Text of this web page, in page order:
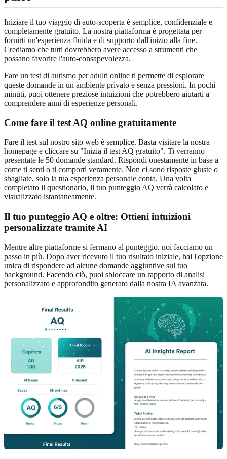
Iniziare il tuo viaggio di auto-scoperta è semplice, confidenziale e
completamente gratuito. La nostra piattaforma è progettata per
fornirti un'esperienza fluida e di supporto dall'inizio alla fine.
Crediamo che tutti dovrebbero avere accesso a strumenti che
possano favorire l'auto-consapevolezza.
Fare un test di autismo per adulti online ti permette di esplorare
queste domande in un ambiente privato e senza pressioni. In pochi
minuti, puoi ottenere preziose intuizioni che potrebbero aiutarti a
comprendere anni di esperienze personali.
Come fare il test AQ online gratuitamente
Fare il test sul nostro sito web è semplice. Basta visitare la nostra
homepage e cliccare su "Inizia il test AQ gratuito". Ti verranno
presentate le 50 domande standard. Rispondi onestamente in base a
come ti senti o ti comporti veramente. Non ci sono risposte giuste o
sbagliate, solo la tua esperienza personale conta. Una volta
completato il questionario, il tuo punteggio AQ verrà calcolato e
visualizzato istantaneamente.
Il tuo punteggio AQ e oltre: Ottieni intuizioni
personalizzate tramite AI
Mentre altre piattaforme si fermano al punteggio, noi facciamo un
passo in più. Dopo aver ricevuto il tuo risultato iniziale, hai l'opzione
unica di rispondere ad alcune domande aggiuntive sul tuo
background. Facendo ciò, puoi sbloccare un rapporto di analisi
personalizzato e approfondito generato dalla nostra IA avanzata.